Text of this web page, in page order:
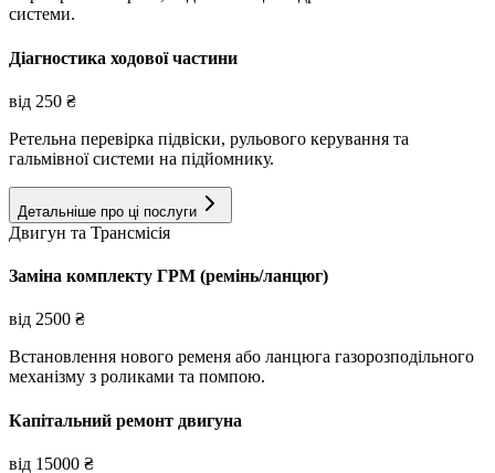
системи.
Діагностика ходової частини
від 250 ₴
Ретельна перевірка підвіски, рульового керування та
гальмівної системи на підйомнику.
Детальніше про ці послуги
Двигун та Трансмісія
Заміна комплекту ГРМ (ремінь/ланцюг)
від 2500 ₴
Встановлення нового ременя або ланцюга газорозподільного
механізму з роликами та помпою.
Капітальний ремонт двигуна
від 15000 ₴